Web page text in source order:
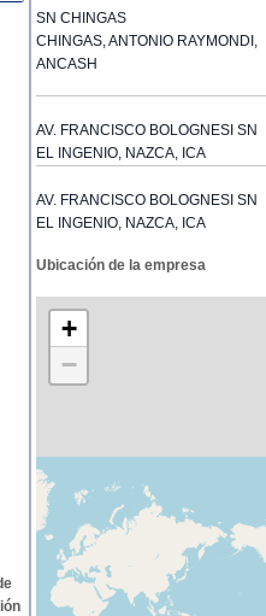
SN CHINGAS
CHINGAS, ANTONIO RAYMONDI,
ANCASH
AV. FRANCISCO BOLOGNESI SN
EL INGENIO, NAZCA, ICA
AV. FRANCISCO BOLOGNESI SN
EL INGENIO, NAZCA, ICA
Ubicación de la empresa
+
−